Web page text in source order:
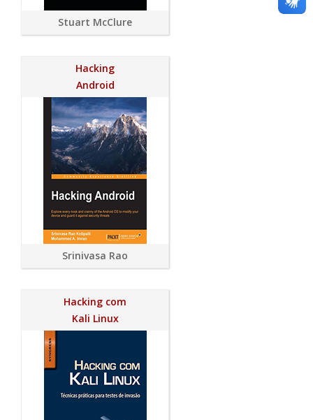
Stuart McClure
Hacking
Android
Srinivasa Rao
Hacking com
Kali Linux